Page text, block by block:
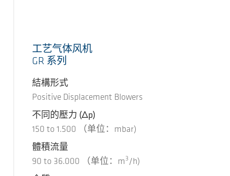
工艺气体风机
GR 系列
結構形式
Positive Displacement Blowers
不同的壓力 (Δp)
150 to 1.500 （单位：mbar)
體積流量
90 to 36.000 （单位：m 3 /h)